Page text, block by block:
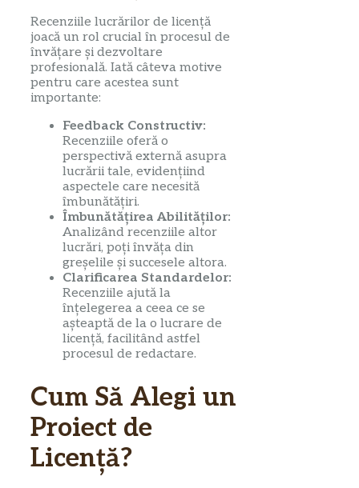
Recenziile lucrărilor de licență
joacă un rol crucial în procesul de
învățare și dezvoltare
profesională. Iată câteva motive
pentru care acestea sunt
importante:
Feedback Constructiv:
Recenziile oferă o
perspectivă externă asupra
lucrării tale, evidențiind
aspectele care necesită
îmbunătățiri.
Îmbunătățirea Abilităților:
Analizând recenziile altor
lucrări, poți învăța din
greșelile și succesele altora.
Clarificarea Standardelor:
Recenziile ajută la
înțelegerea a ceea ce se
așteaptă de la o lucrare de
licență, facilitând astfel
procesul de redactare.
Cum Să Alegi un
Proiect de
Licență?